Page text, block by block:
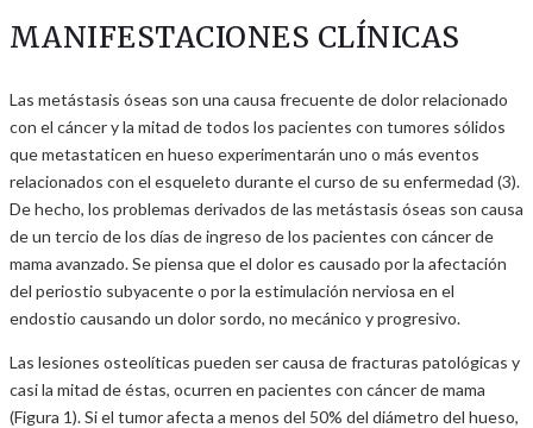
MANIFESTACIONES CLÍNICAS
Las metástasis óseas son una causa frecuente de dolor relacionado
con el cáncer y la mitad de todos los pacientes con tumores sólidos
que metastaticen en hueso experimentarán uno o más eventos
relacionados con el esqueleto durante el curso de su enfermedad (3).
De hecho, los problemas derivados de las metástasis óseas son causa
de un tercio de los días de ingreso de los pacientes con cáncer de
mama avanzado. Se piensa que el dolor es causado por la afectación
del periostio subyacente o por la estimulación nerviosa en el
endostio causando un dolor sordo, no mecánico y progresivo.
Las lesiones osteolíticas pueden ser causa de fracturas patológicas y
casi la mitad de éstas, ocurren en pacientes con cáncer de mama
(Figura 1). Si el tumor afecta a menos del 50% del diámetro del hueso,